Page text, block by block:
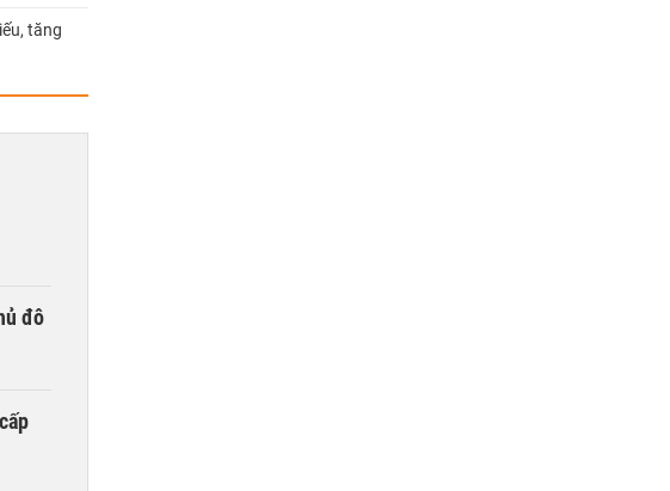
tăng
đô